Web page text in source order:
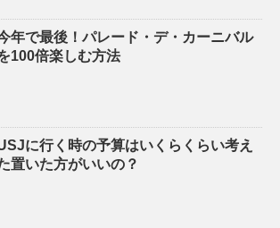
年で最後！パレード・デ・カーニバル
100倍楽しむ方法
に行く時の予算はいくらくらい考え
置いた方がいいの？